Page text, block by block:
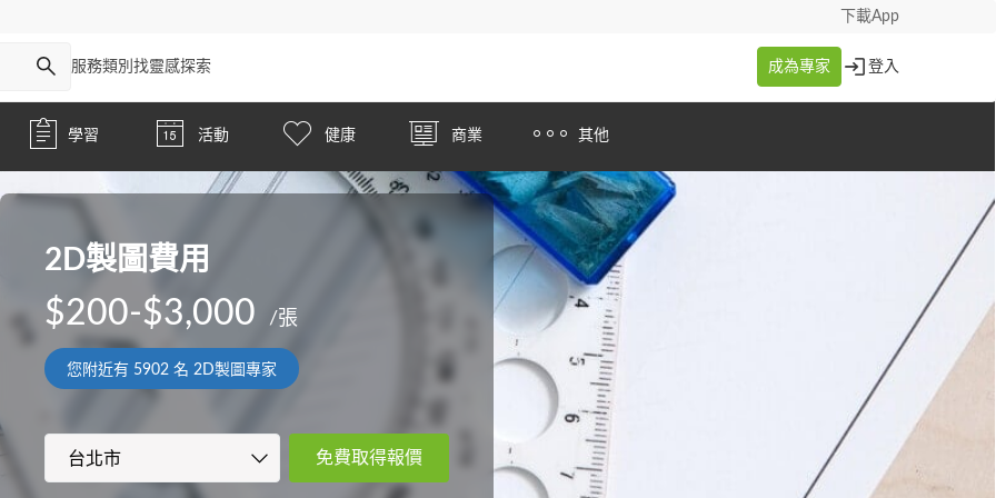
下載App
服務類別 找靈感探索 成為專家 登入
學習 活動 健康 商業 其他
2D製圖費用
$200-$3,000 /張
您附近有 5902名 2D製圖專家
免費取得報價